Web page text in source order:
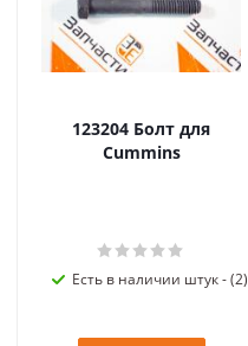
123204 Болт для
Cummins
Есть в наличии штук - (2)